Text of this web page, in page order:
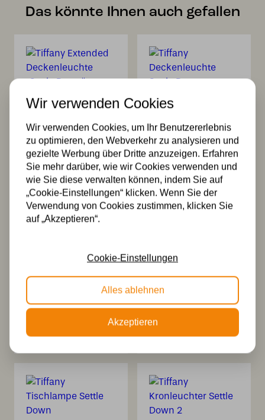
Das könnte Ihnen auch gefallen
Tiffany Extended
Deckenleuchte
„Settle Down“.
321,00
Tiffany
Deckenleuchte
Settle Down
308,00
3 x Tiffany Settle
Down auf
Deckenbalken
Tiffany
Settle Down
294,00
Wir verwenden Cookies
Wir verwenden Cookies, um Ihr Benutzererlebnis
zu optimieren, den Webverkehr zu analysieren und
gezielte Werbung über Dritte anzuzeigen. Erfahren
Sie mehr darüber, wie wir Cookies verwenden und
wie Sie diese verwalten können, indem Sie auf
„Cookie-Einstellungen“ klicken. Wenn Sie der
Verwendung von Cookies zustimmen, klicken Sie
auf „Akzeptieren“.
Cookie-Einstellungen
Alles ablehnen
Akzeptieren